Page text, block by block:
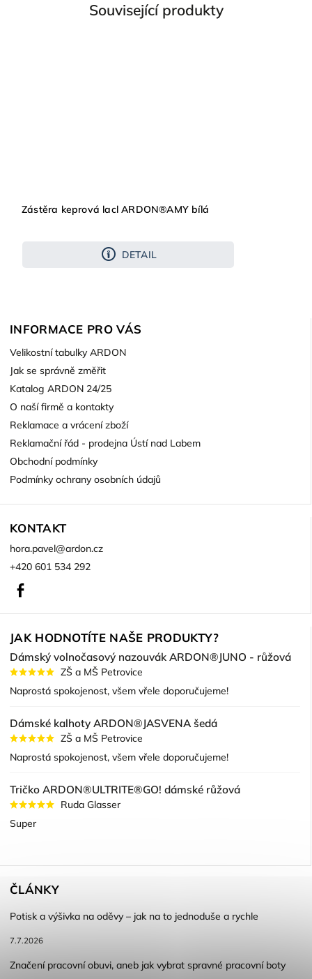
Související produkty
Zástěra keprová lacl ARDON®AMY bílá
DETAIL
INFORMACE PRO VÁS
Velikostní tabulky ARDON
Jak se správně změřit
Katalog ARDON 24/25
O naší firmě a kontakty
Reklamace a vrácení zboží
Reklamační řád - prodejna Ústí nad Labem
Obchodní podmínky
Podmínky ochrany osobních údajů
KONTAKT
hora.pavel@ardon.cz
+420 601 534 292
JAK HODNOTÍTE NAŠE PRODUKTY?
Dámský volnočasový nazouvák ARDON®JUNO - růžová
ZŠ a MŠ Petrovice
Naprostá spokojenost, všem vřele doporučujeme!
Dámské kalhoty ARDON®JASVENA šedá
ZŠ a MŠ Petrovice
Naprostá spokojenost, všem vřele doporučujeme!
Tričko ARDON®ULTRITE®GO! dámské růžová
Ruda Glasser
Super
ČLÁNKY
Potisk a výšivka na oděvy – jak na to jednoduše a rychle
7.7.2026
Značení pracovní obuvi, aneb jak vybrat spravné pracovní boty